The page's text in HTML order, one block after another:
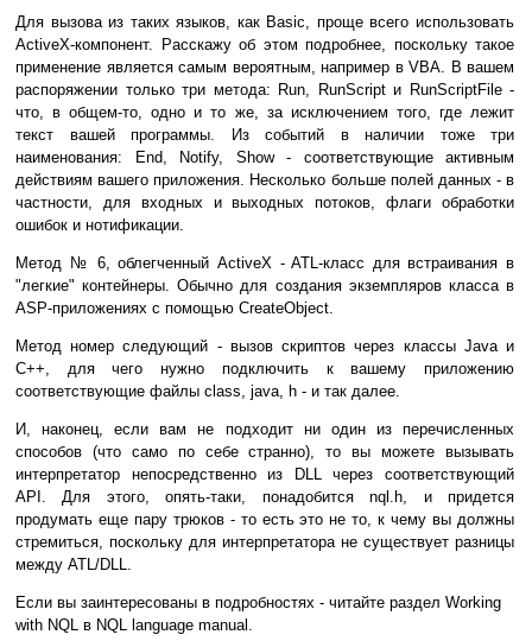
Для вызова из таких языков, как Basic, проще всего использовать
ActiveX-компонент. Расскажу об этом подробнее, поскольку такое
применение является самым вероятным, например в VBA. В вашем
распоряжении только три метода: Run, RunScript и RunScriptFile -
что, в общем-то, одно и то же, за исключением того, где лежит
текст вашей программы. Из событий в наличии тоже три
наименования: End, Notify, Show - соответствующие активным
действиям вашего приложения. Несколько больше полей данных - в
частности, для входных и выходных потоков, флаги обработки
ошибок и нотификации.
Метод № 6, облегченный ActiveX - ATL-класс для встраивания в
"легкие" контейнеры. Обычно для создания экземпляров класса в
ASP-приложениях с помощью CreateObject.
Метод номер следующий - вызов скриптов через классы Java и
C++, для чего нужно подключить к вашему приложению
соответствующие файлы class, java, h - и так далее.
И, наконец, если вам не подходит ни один из перечисленных
способов (что само по себе странно), то вы можете вызывать
интерпретатор непосредственно из DLL через соответствующий
API. Для этого, опять-таки, понадобится nql.h, и придется
продумать еще пару трюков - то есть это не то, к чему вы должны
стремиться, поскольку для интерпретатора не существует разницы
между ATL/DLL.
Если вы заинтересованы в подробностях - читайте раздел Working
with NQL в NQL language manual.